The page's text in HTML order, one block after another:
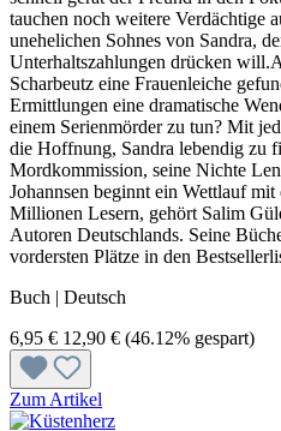
tauchen noch weitere Verdächtige
unehelichen Sohnes von Sandra,
Unterhaltszahlungen drücken
Scharbeutz eine Frauenleiche
Ermittlungen eine dramatische
einem Serienmörder zu tun? Mit
die Hoffnung, Sandra lebendig zu
Mordkommission, seine Nichte
Johannsen beginnt ein Wettlauf
Millionen Lesern, gehört Salim
Autoren Deutschlands. Seine
vordersten Plätze in den
Buch | Deutsch
6,95 € 12,90 € (46.12% gespart)
Zum Artikel